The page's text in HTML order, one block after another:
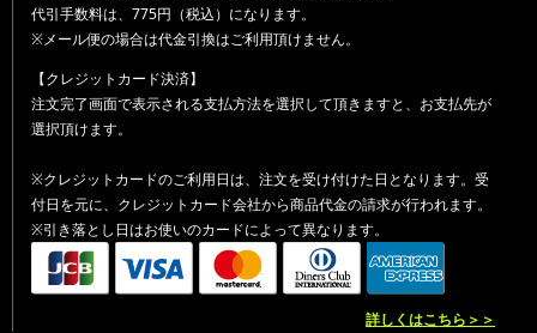
代引手数料は、775円（税込）になります。
※メール便の場合は代金引換はご利用頂けません。
【クレジットカード決済】
注文完了画面で表示される支払方法を選択して頂きますと、お支払先が
選択頂けます。
※クレジットカードのご利用日は、注文を受け付けた日となります。受
付日を元に、クレジットカード会社から商品代金の請求が行われます。
※引き落とし日はお使いのカードによって異なります。
詳しくはこちら＞＞